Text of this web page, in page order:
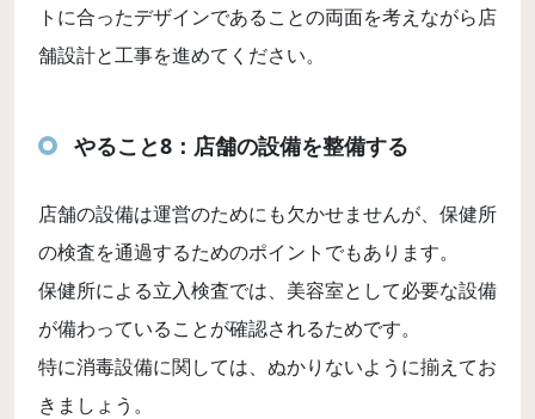
トに合ったデザインであることの両面を考えながら店
舗設計と工事を進めてください。
やること8：店舗の設備を整備する
店舗の設備は運営のためにも欠かせませんが、保健所
の検査を通過するためのポイントでもあります。
保健所による立入検査では、美容室として必要な設備
が備わっていることが確認されるためです。
特に消毒設備に関しては、ぬかりないように揃えてお
きましょう。